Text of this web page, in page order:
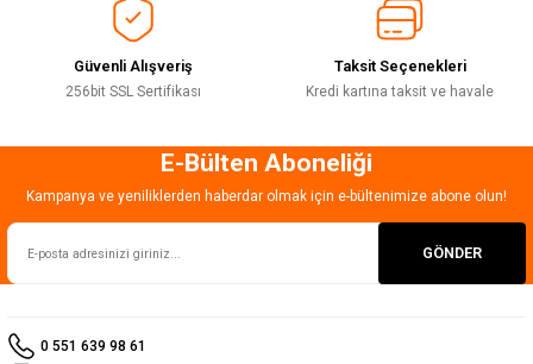
Bu ürüne benzer farklı alternatifler olmalı.
Gönder
Güvenli Alışveriş
256bit SSL Sertifikası
Taksit Seçenekleri
Kredi kartına taksit ve havale
E-Bülten Aboneliği
Kampanya ve yeniliklerden haberdar olmak için e-bültenimize abone olun!
GÖNDER
0 551 639 98 61